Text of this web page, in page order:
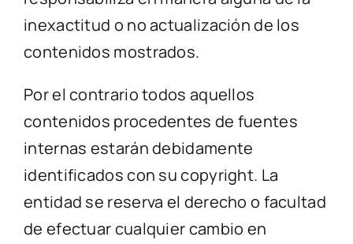
inexactitud o no actualización de los
contenidos mostrados.
Por el contrario todos aquellos
contenidos procedentes de fuentes
internas estarán debidamente
identificados con su copyright. La
entidad se reserva el derecho o facultad
de efectuar cualquier cambio en